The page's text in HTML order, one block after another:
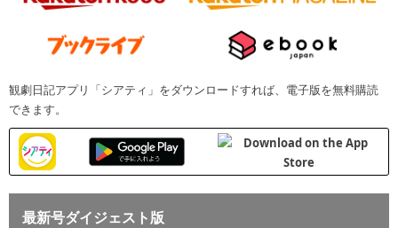
観劇日記アプリ「シアティ」をダウンロードすれば、電子版を無料購読
できます。
最新号ダイジェスト版